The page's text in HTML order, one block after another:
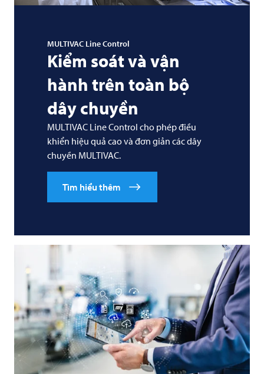
MULTIVAC Line Control
Kiểm soát và vận
hành trên toàn bộ
dây chuyền
MULTIVAC Line Control cho phép điều
khiển hiệu quả cao và đơn giản các dây
chuyền MULTIVAC.
Tìm hiểu thêm